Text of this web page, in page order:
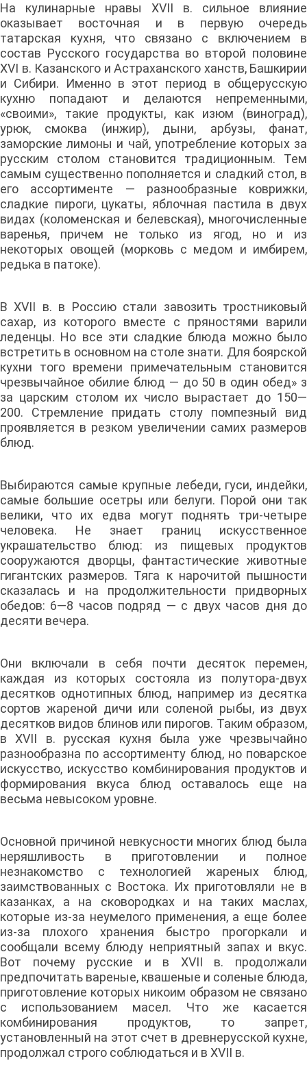
На кулинарные нравы XVII в. сильное влияние
оказывает восточная и в первую очередь
татарская кухня, что связано с включением в
состав Русского государства во второй половине
XVI в. Казанского и Астраханского ханств, Башкирии
и Сибири. Именно в этот период в общерусскую
кухню попадают и делаются непременными,
«своими», такие продукты, как изюм (виноград),
урюк, смоква (инжир), дыни, арбузы, фанат,
заморские лимоны и чай, употребление которых за
русским столом становится традиционным. Тем
самым существенно пополняется и сладкий стол, в
его ассортименте — разнообразные коврижки,
сладкие пироги, цукаты, яблочная пастила в двух
видах (коломенская и белевская), многочисленные
варенья, причем не только из ягод, но и из
некоторых овощей (морковь с медом и имбирем,
редька в патоке).
В XVII в. в Россию стали завозить тростниковый
сахар, из которого вместе с пряностями варили
леденцы. Но все эти сладкие блюда можно было
встретить в основном на столе знати. Для боярской
кухни того времени примечательным становится
чрезвычайное обилие блюд — до 50 в один обед» з
за царским столом их число вырастает до 150—
200. Стремление придать столу помпезный вид
проявляется в резком увеличении самих размеров
блюд.
Выбираются самые крупные лебеди, гуси, индейки,
самые большие осетры или белуги. Порой они так
велики, что их едва могут поднять три-четыре
человека. Не знает границ искусственное
украшательство блюд: из пищевых продуктов
сооружаются дворцы, фантастические животные
гигантских размеров. Тяга к нарочитой пышности
сказалась и на продолжительности придворных
обедов: 6—8 часов подряд — с двух часов дня до
десяти вечера.
Они включали в себя почти десяток перемен,
каждая из которых состояла из полутора-двух
десятков однотипных блюд, например из десятка
сортов жареной дичи или соленой рыбы, из двух
десятков видов блинов или пирогов. Таким образом,
в XVII в. русская кухня была уже чрезвычайно
разнообразна по ассортименту блюд, но поварское
искусство, искусство комбинирования продуктов и
формирования вкуса блюд оставалось еще на
весьма невысоком уровне.
Основной причиной невкусности многих блюд была
неряшливость в приготовлении и полное
незнакомство с технологией жареных блюд,
заимствованных с Востока. Их приготовляли не в
казанках, а на сковородках и на таких маслах,
которые из-за неумелого применения, а еще более
из-за плохого хранения быстро прогоркали и
сообщали всему блюду неприятный запах и вкус.
Вот почему русские и в XVII в. продолжали
предпочитать вареные, квашеные и соленые блюда,
приготовление которых никоим образом не связано
с использованием масел. Что же касается
комбинирования продуктов, то запрет,
установленный на этот счет в древнерусской кухне,
продолжал строго соблюдаться и в XVII в.